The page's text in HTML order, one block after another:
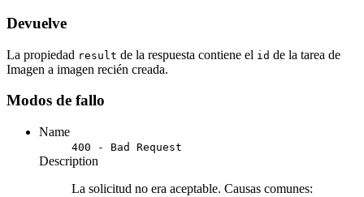
Devuelve
La propiedad result de la respuesta contiene el id de la tarea de
Imagen a imagen recién creada.
Modos de fallo
Name
400 - Bad Request
Description
La solicitud no era aceptable. Causas comunes: